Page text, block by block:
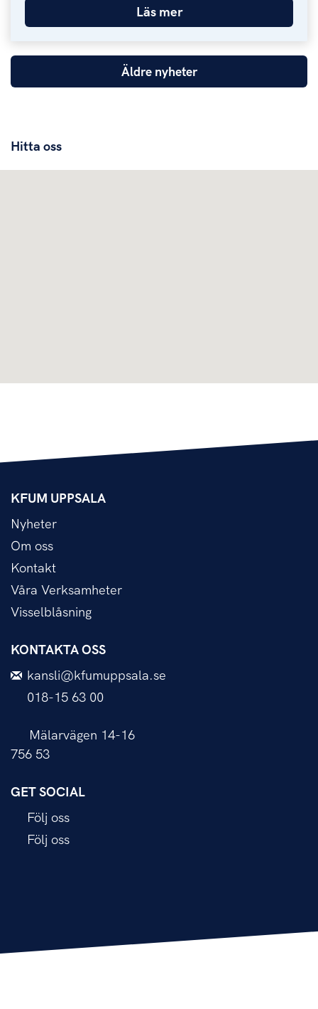
Läs mer
Äldre nyheter
Hitta oss
KFUM UPPSALA
Nyheter
Om oss
Kontakt
Våra Verksamheter
Visselblåsning
KONTAKTA OSS
kansli@kfumuppsala.se
018-15 63 00
Mälarvägen 14-16
756 53
GET SOCIAL
Följ oss
Följ oss